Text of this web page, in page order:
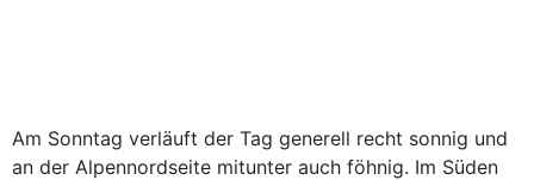
Am Sonntag verläuft der Tag generell recht sonnig und
an der Alpennordseite mitunter auch föhnig. Im Süden